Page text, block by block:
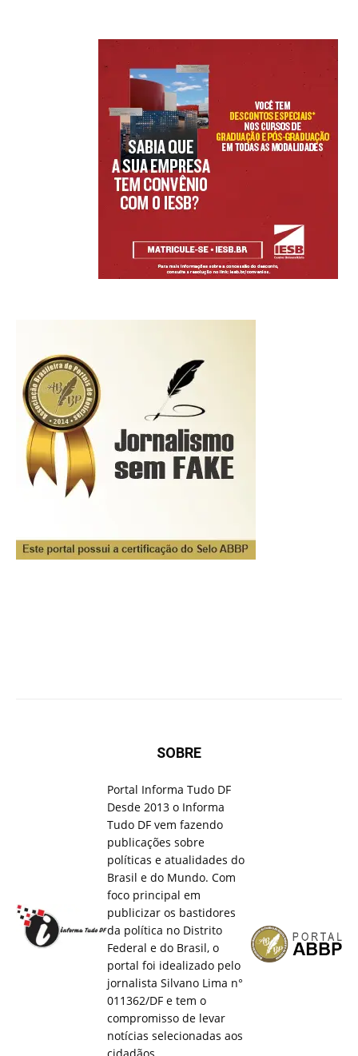
SOBRE
Portal Informa Tudo DF
Desde 2013 o Informa
Tudo DF vem fazendo
publicações sobre
políticas e atualidades do
Brasil e do Mundo. Com
foco principal em
publicizar os bastidores
da política no Distrito
Federal e do Brasil, o
portal foi idealizado pelo
jornalista Silvano Lima n°
011362/DF e tem o
compromisso de levar
notícias selecionadas aos